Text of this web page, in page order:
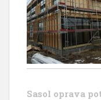
Sasol oprava